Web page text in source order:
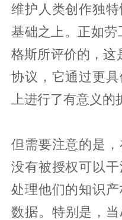
维护人类创作独
基础之上。正如劳
格斯所评价的，这
协议，它通过更
上进行了有意义的
但需要注意的是
没有被授权可以
处理他们的知识
数据。特别是，